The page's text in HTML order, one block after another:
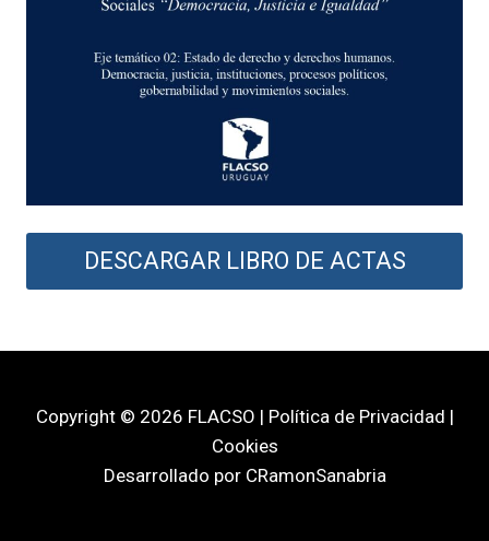
DESCARGAR LIBRO DE ACTAS
Copyright © 2026 FLACSO | Política de Privacidad |
Cookies
Desarrollado por CRamonSanabria